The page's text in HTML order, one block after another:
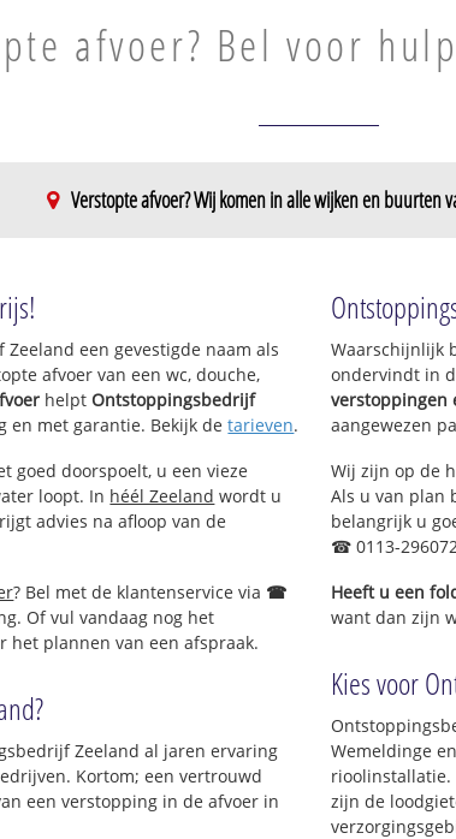
afvoer? Bel voor
Verstopte afvoer? Wij komen in alle wijken en buurten
een gevestigde naam als
afvoer van een wc, douche,
helptOntstoppingsbedrijf
en met garantie. Bekijk detarieven.
goed doorspoelt, u een vieze
loopt. In héél Zeeland wordt u
advies na afloop van de
? Bel met de klantenservice via ☎
Of vul vandaag nog het
het plannen van een afspraak.
Zeeland al jaren ervaring
Kortom; een vertrouwd
een verstopping in de afvoer in
Waarschijnlijk
ondervindt in
verstoppingen
aangewezen
Wij zijn op de
Als u van plan
belangrijk u
☎ 0113-
Heeft u een
want dan zijn
Kies voor
Wemeldinge
rioolinstallatie.
zijn de